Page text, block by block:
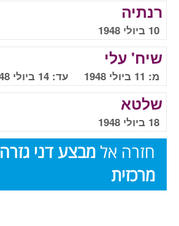
רנתיה
10 ביולי 1948
שיח' עלי
מ: 11 ביולי 1948 עד: 14 ביולי 1948
שלטא
18 ביולי 1948
חזרה אל מבצע דני גזרה
מרכזית